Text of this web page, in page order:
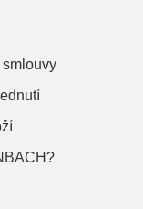
smlouvy